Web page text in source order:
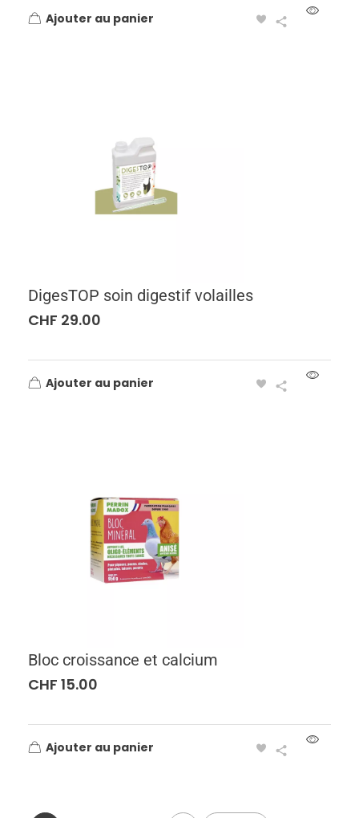
Ajouter au panier
DigesTOP soin digestif volailles
CHF 29.00
Ajouter au panier
Bloc croissance et calcium
CHF 15.00
Ajouter au panier